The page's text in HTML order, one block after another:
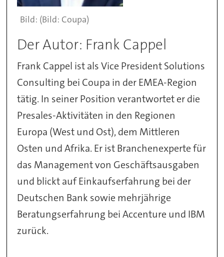
(Bild: Coupa)
Der Autor: Frank Cappel
Frank Cappel ist als Vice President Solutions
Consulting bei Coupa in der EMEA-Region
tätig. In seiner Position verantwortet er die
Presales-Aktivitäten in den Regionen
Europa (West und Ost), dem Mittleren
Osten und Afrika. Er ist Branchenexperte für
das Management von Geschäftsausgaben
und blickt auf Einkaufserfahrung bei der
Deutschen Bank sowie mehrjährige
Beratungserfahrung bei Accenture und IBM
zurück.